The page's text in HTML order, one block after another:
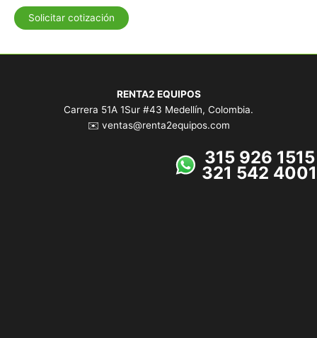
Solicitar cotización
RENTA2 EQUIPOS
Carrera 51A 1Sur #43 Medellín, Colombia.
✉️ ventas@renta2equipos.com
315 926 1515
321 542 4001